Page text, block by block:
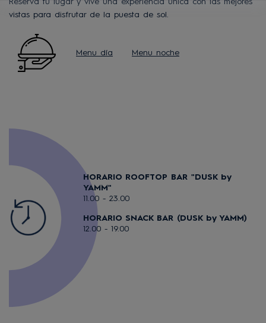
vistas para disfrutar de la puesta de sol
Menu día Menu noche
HORARIO ROOFTOP BAR "DUSK by
YAMM"
11.00 - 23.00
HORARIO SNACK BAR (DUSK by YAMM)
12.00 - 19.00